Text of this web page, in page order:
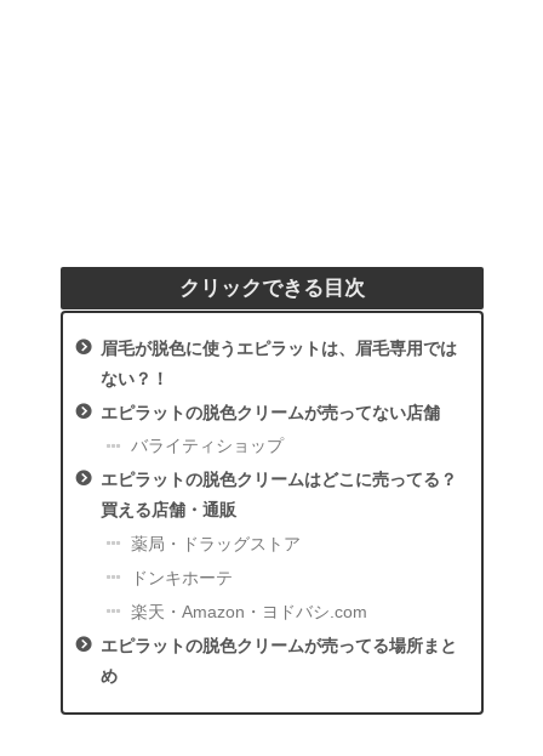
クリックできる目次
眉毛が脱色に使うエピラットは、眉毛専用では
ない？！
エピラットの脱色クリームが売ってない店舗
バライティショップ
エピラットの脱色クリームはどこに売ってる？
買える店舗・通販
薬局・ドラッグストア
ドンキホーテ
楽天・Amazon・ヨドバシ.com
エピラットの脱色クリームが売ってる場所まと
め